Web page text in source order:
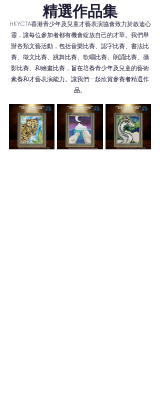
精選作品集
HKYCTA香港青少年及兒童才藝表演協會致力於啟迪心
靈，讓每位參加者都有機會綻放自己的才華。我們舉
辦各類文藝活動，包括音樂比賽、認字比賽、書法比
賽、徵文比賽、跳舞比賽、歌唱比賽、朗誦比賽、攝
影比賽、和繪畫比賽，旨在培養青少年及兒童的藝術
素養和才藝表演能力。讓我們一起欣賞參賽者精選作
品。